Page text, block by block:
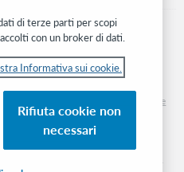
internazionali di OCLC, Inc. e delle sue
dei cookie
di terze parti per scopi
con un broker di dati.
Informativa sui cookie.
Rifiuta cookie non
necessari